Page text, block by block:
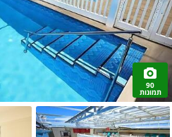
90
תמונות